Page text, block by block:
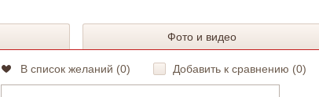
Фото и видео
В список желаний (0) Добавить к сравнению (0)